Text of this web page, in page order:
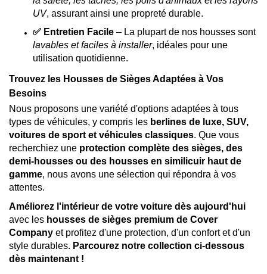
UV, assurant ainsi une propreté durable.
✅ Entretien Facile – La plupart de nos housses sont
lavables et faciles à installer, idéales pour une
utilisation quotidienne.
Trouvez les Housses de Sièges Adaptées à Vos
Besoins
Nous proposons une variété d'options adaptées à tous
types de véhicules, y compris les berlines de luxe, SUV,
voitures de sport et véhicules classiques. Que vous
recherchiez une protection complète des sièges, des
demi-housses ou des housses en similicuir haut de
gamme, nous avons une sélection qui répondra à vos
attentes.
Améliorez l'intérieur de votre voiture dès aujourd'hui
avec les housses de sièges premium de Cover
Company et profitez d'une protection, d'un confort et d'un
style durables. Parcourez notre collection ci-dessous
dès maintenant !